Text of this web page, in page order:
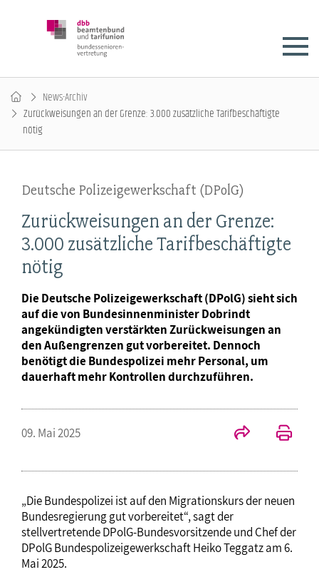
News-Archiv
Zurückweisungen an der Grenze: 3.000 zusätzliche Tarifbeschäftigte
nötig
Deutsche Polizeigewerkschaft (DPolG)
Zurückweisungen an der Grenze:
3.000 zusätzliche Tarifbeschäftigte
nötig
Die Deutsche Polizeigewerkschaft (DPolG) sieht sich
auf die von Bundesinnenminister Dobrindt
angekündigten verstärkten Zurückweisungen an
den Außengrenzen gut vorbereitet. Dennoch
benötigt die Bundespolizei mehr Personal, um
dauerhaft mehr Kontrollen durchzuführen.
09. Mai 2025
„Die Bundespolizei ist auf den Migrationskurs der neuen
Bundesregierung gut vorbereitet“, sagt der
stellvertretende DPolG-Bundesvorsitzende und Chef der
DPolG Bundespolizeigewerkschaft Heiko Teggatz am 6.
Mai 2025.